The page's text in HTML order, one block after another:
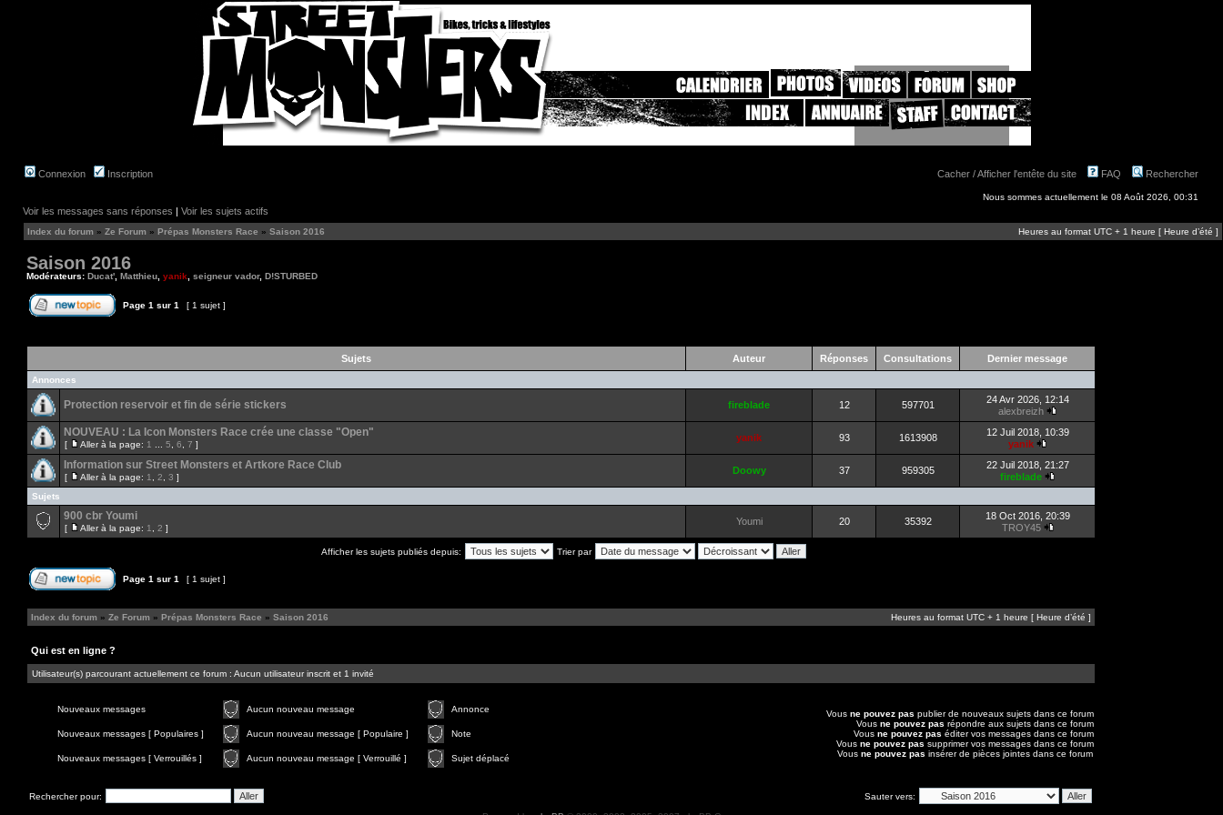
Connexion Inscription Cacher / Afficher l'entête du site FAQ Rechercher
Nous sommes actuellement le 08 Août 2026, 00:31
Voir les messages sans réponses | Voir les sujets actifs
Index du forum » Ze Forum » Prépas Monsters Race » Saison 2016 Heures au format UTC + 1 heure [ Heure d’été ]
Saison 2016
Modérateurs: Ducat' Matthieu yanik seigneur vador, D!STURBED
Page 1 sur 1 [ 1 sujet ]
Sujets Auteur Réponses Consultations Dernier message
Annonces
Protection reservoir et fin de série stickers fireblade 12 597701
24 Avr 2026, 12:14
alexbreizh
NOUVEAU : La Icon Monsters Race crée une classe "Open"
[ Aller à la page: 1 5 6 7 ]
yanik 93 1613908
12 Juil 2018, 10:39
yanik
Information sur Street Monsters et Artkore Race Club
[ Aller à la page: 1 2 3 ]
Doowy 37 959305
22 Juil 2018, 21:27
fireblade
Sujets
900 cbr Youmi
[ Aller à la page: 1 2 ]
Youmi 20 35392
18 Oct 2016, 20:39
TROY45
Afficher les sujets publiés depuis: Trier par
Page 1 sur 1 [ 1 sujet ]
Index du forum » Ze Forum » Prépas Monsters Race » Saison 2016 Heures au format UTC + 1 heure [ Heure d’été ]
Qui est en ligne ?
Utilisateur(s) parcourant actuellement ce forum : Aucun utilisateur inscrit et 1 invité
Nouveaux messages Aucun nouveau message Annonce
Nouveaux messages [ Populaires ] Aucun nouveau message [ Populaire ] Note
Nouveaux messages [ Verrouillés ] Aucun nouveau message [ Verrouillé ] Sujet déplacé
Vous ne pouvez pas publier de nouveaux sujets dans ce forum
Vous ne pouvez pas répondre aux sujets dans ce forum
Vous ne pouvez pas éditer vos messages dans ce forum
Vous ne pouvez pas supprimer vos messages dans ce forum
Vous ne pouvez pas insérer de pièces jointes dans ce forum
Rechercher pour:
Sauter vers: